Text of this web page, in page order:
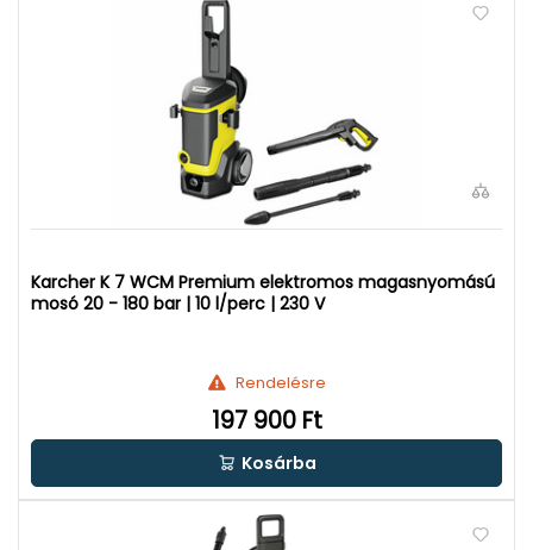
Karcher K 7 WCM Premium elektromos magasnyomású
mosó 20 - 180 bar | 10 l/perc | 230 V
Rendelésre
197 900 Ft
Kosárba